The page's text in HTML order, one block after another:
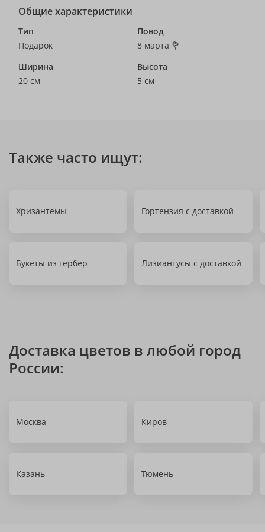
Общие характеристики
Тип
Подарок
Повод
8 марта 💐
Ширина
20 см
Высота
5 см
Также часто ищут:
Хризантемы Гортензия с доставкой
Букеты из гербер Лизиантусы с доставкой
Доставка цветов в любой город
России:
Москва Киров
Казань Тюмень